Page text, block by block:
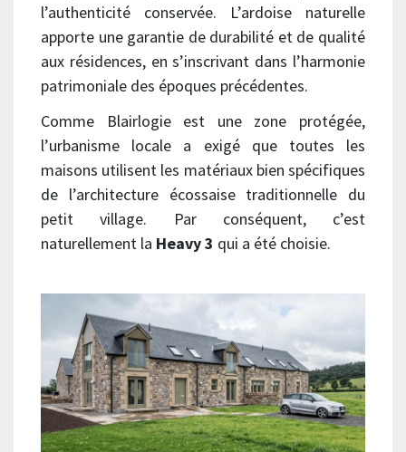
l’authenticité conservée. L’ardoise naturelle
apporte une garantie de durabilité et de qualité
aux résidences, en s’inscrivant dans l’harmonie
patrimoniale des époques précédentes.
Comme Blairlogie est une zone protégée,
l’urbanisme locale a exigé que toutes les
maisons utilisent les matériaux bien spécifiques
de l’architecture écossaise traditionnelle du
petit village. Par conséquent, c’est
naturellement la Heavy 3 qui a été choisie.